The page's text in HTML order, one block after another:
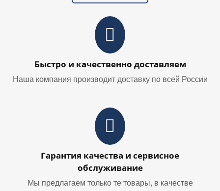
Быстро и качественно доставляем
Наша компания производит доставку по всей России
Гарантия качества и сервисное
обслуживание
Мы предлагаем только те товары, в качестве